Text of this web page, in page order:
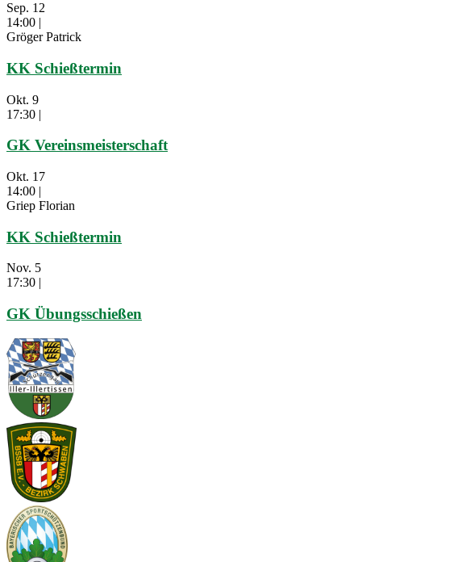
Sep. 12
14:00 |
Gröger Patrick
KK Schießtermin
Okt. 9
17:30 |
GK Vereinsmeisterschaft
Okt. 17
14:00 |
Griep Florian
KK Schießtermin
Nov. 5
17:30 |
GK Übungsschießen